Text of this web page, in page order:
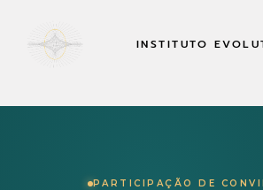
INSTITUTO
PARTICIPAÇÃO DE